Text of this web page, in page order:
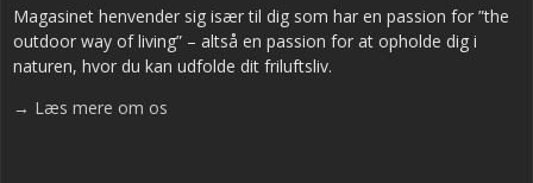
Magasinet henvender sig især til dig som har en passion for ”the
outdoor way of living” – altså en passion for at opholde dig i
naturen, hvor du kan udfolde dit friluftsliv.
→ Læs mere om os